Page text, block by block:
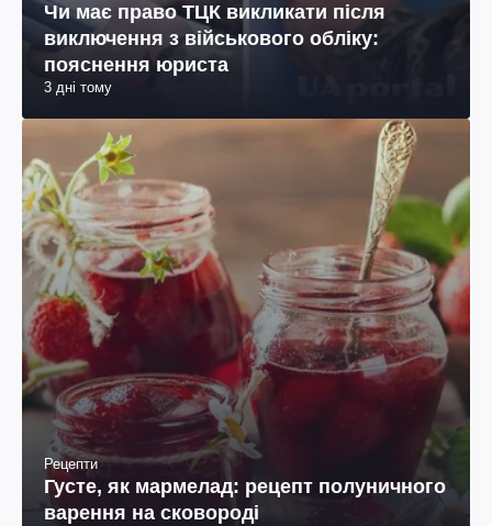
Чи має право ТЦК викликати після
виключення з військового обліку:
пояснення юриста
3 дні тому
Рецепти
Густе, як мармелад: рецепт полуничного
варення на сковороді